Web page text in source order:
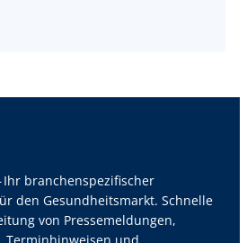
Ihr branchenspezifischer
den Gesundheitsmarkt. Schnelle
von Pressemeldungen,
Terminhinweisen und